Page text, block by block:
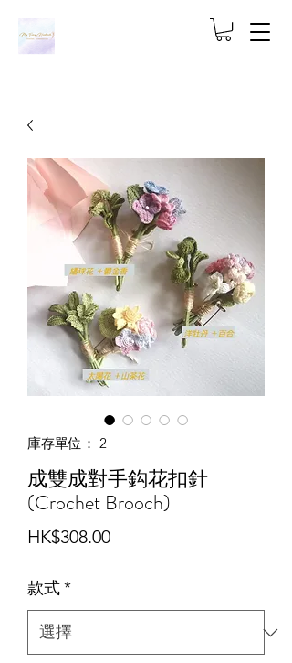
庫存單位： 2
成雙成對手鈎花扣針
(Crochet Brooch)
HK$308.00價
款式*